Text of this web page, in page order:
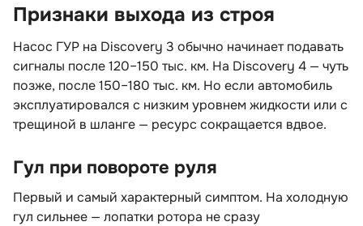
Признаки выхода из строя
Насос ГУР на Discovery 3 обычно начинает подавать
сигналы после 120–150 тыс. км. На Discovery 4 — чуть
позже, после 150–180 тыс. км. Но если автомобиль
эксплуатировался с низким уровнем жидкости или с
трещиной в шланге — ресурс сокращается вдвое.
Гул при повороте руля
Первый и самый характерный симптом. На холодную
ул сильнее — лопатки ротора не сразу